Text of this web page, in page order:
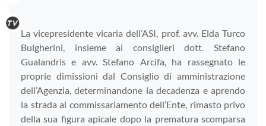
La vicepresidente vicaria dell’ASI, prof. avv. Elda Turco
Bulgherini, insieme ai consiglieri dott. Stefano
Gualandris e avv. Stefano Arcifa, ha rassegnato le
proprie dimissioni dal Consiglio di amministrazione
dell’Agenzia, determinandone la decadenza e aprendo
la strada al commissariamento dell’Ente, rimasto privo
della sua figura apicale dopo la prematura scomparsa